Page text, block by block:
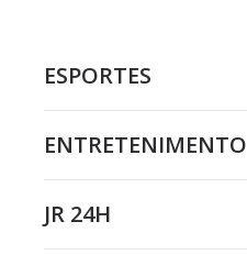
ESPORTES
ENTRETENIMENTO
JR 24H